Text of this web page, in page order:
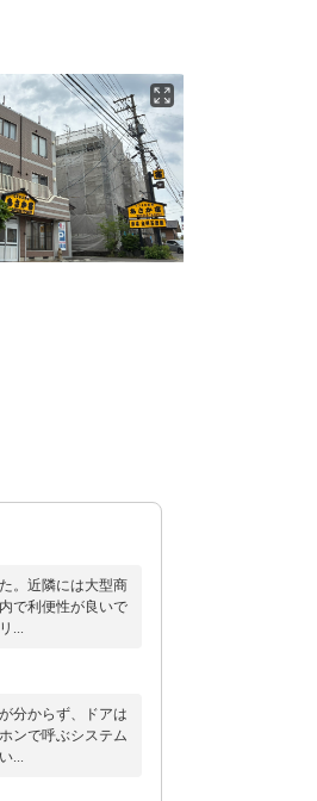
。近隣には大型商
で利便性が良いで
...
分からず、ドアは
ンで呼ぶシステム
...